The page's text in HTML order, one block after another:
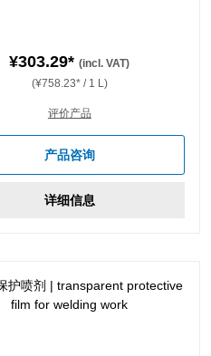
¥303.29*(incl. VAT)
(¥758.23* / 1 L)
评价产品
产品咨询
详细信息